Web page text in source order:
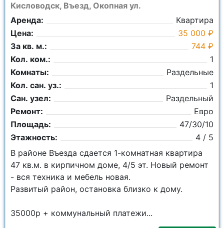
Кисловодск, Въезд, Окопная ул.
Аренда:
Квартира
Цена:
35 000 ₽
За кв. м.:
744 ₽
Кол. ком.:
1
Комнаты:
Раздельные
Кол. сан. уз.:
1
Сан. узел:
Раздельный
Ремонт:
Евро
Площадь:
47/30/10
Этажность:
4 / 5
В районе Въезда сдается 1-комнатная квартира
47 кв.м. в кирпичном доме, 4/5 эт. Новый ремонт
- вся техника и мебель новая.
Развитый район, остановка близко к дому.
35000р + коммунальный платежи...